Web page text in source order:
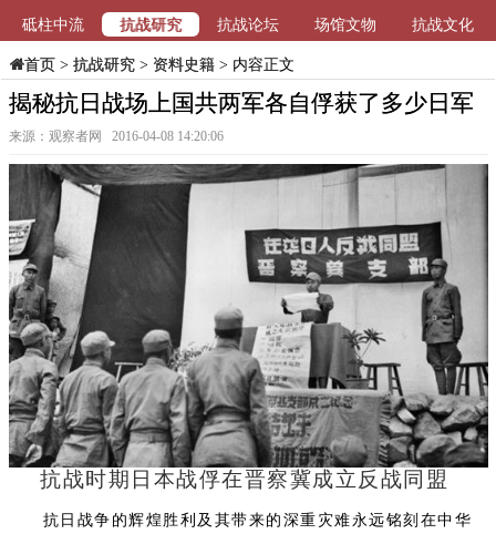
砥柱中流
抗战研究 抗战论坛 场馆文物 抗战文化
首页> 抗战研究> 资料史籍> 内容正文
揭秘抗日战场上国共两军各自俘获了多少日军
来源：观察者网 2016-04-08 14:20:06
抗战时期日本战俘在晋察冀成立反战同盟
抗日战争的辉煌胜利及其带来的深重灾难永远铭刻在中华